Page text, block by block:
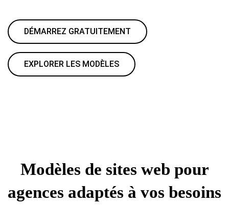
DÉMARREZ GRATUITEMENT
EXPLORER LES MODÈLES
Modèles de sites web pour
agences adaptés à vos besoins